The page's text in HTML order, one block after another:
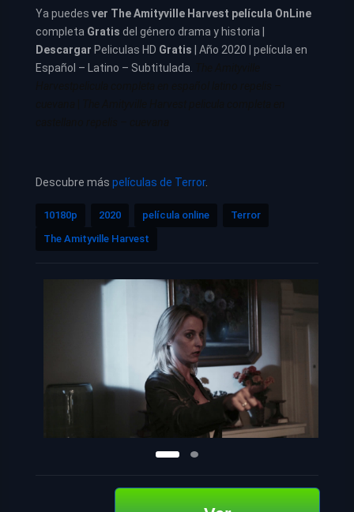
Ya puedes ver The Amityville Harvest película OnLine
completa Gratis del género drama y historia |
Descargar Peliculas HD Gratis | Año 2020 | película en
Español – Latino – Subtitulada.
Descubre más películas de Terror.
10180p 2020 película online
Terror
The Amityville Harvest